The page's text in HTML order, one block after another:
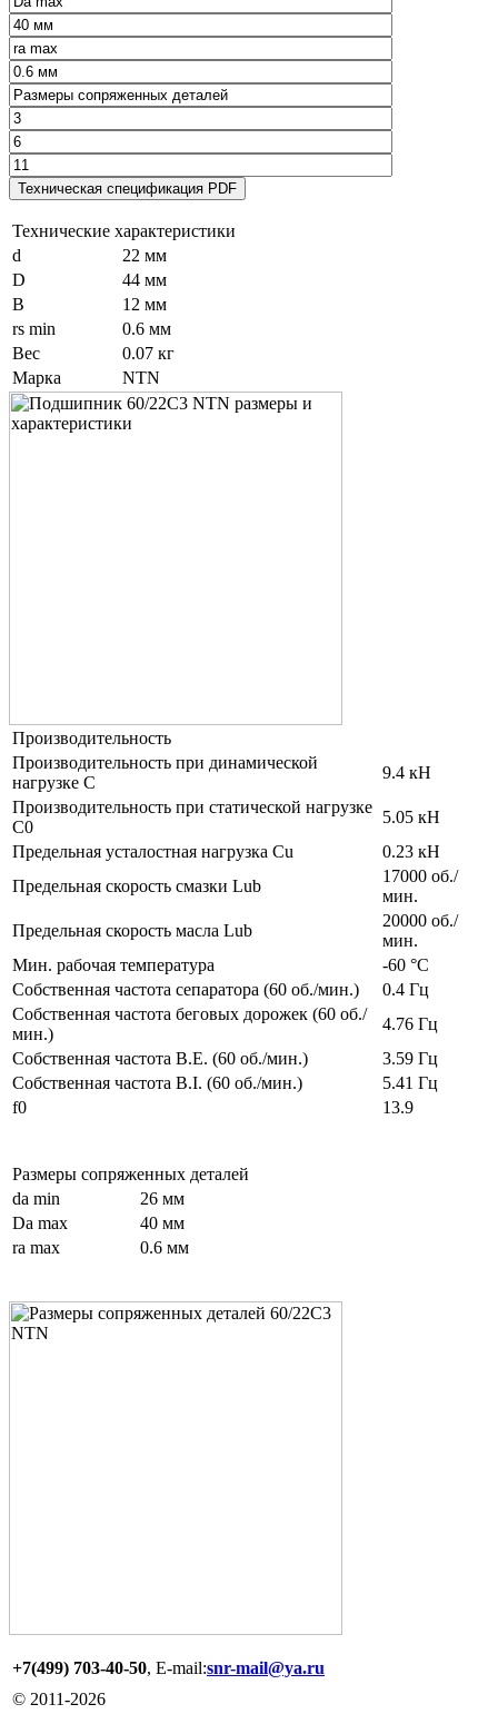
Технические характеристики
d
22 мм
D
44 мм
B
12 мм
rs min
0.6 мм
Вес
0.07 кг
Марка
NTN
Производительность
Производительность при динамической
нагрузке C
9.4 кН
Производительность при статической нагрузке
C0
5.05 кН
Предельная усталостная нагрузка Cu
0.23 кН
Предельная скорость смазки Lub
17000 об./
мин.
Предельная скорость масла Lub
20000 об./
мин.
Мин. рабочая температура
-60 °C
Собственная частота сепаратора (60 об./мин.)
0.4 Гц
Собственная частота беговых дорожек (60 об./
мин.)
4.76 Гц
Собственная частота B.E. (60 об./мин.)
3.59 Гц
Собственная частота B.I. (60 об./мин.)
5.41 Гц
f0
13.9
Размеры сопряженных деталей
da min
26 мм
Da max
40 мм
ra max
0.6 мм
+7(499) 703-40-50, E-mail:snr-mail@ya.ru
© 2011-2026